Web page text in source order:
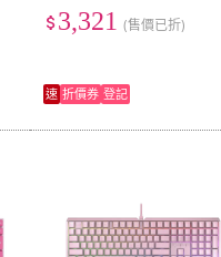
代魔晶磁軸 磁軸 麻將音 熱
插拔 FPS鍵盤)
3,321 (售價已折)
速 折價券 登記